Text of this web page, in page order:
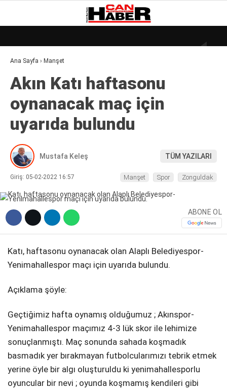
Facebook
18.2°
GALERİ
DÜNYA
EKONOMI
GÜNDEM
KÜLÜR – SANAT
MAGAZIN
ASAYIŞ
Ana Sayfa › Manşet
Akın Katı haftasonu
oynanacak maç için
uyarıda bulundu
Mustafa Keleş TÜM YAZILARI
Giriş: 05-02-2022 16:57 Manşet Spor Zonguldak
ABONE OL
Katı, haftasonu oynanacak olan Alaplı Belediyespor-
Yenimahallespor maçı için uyarıda bulundu.
Açıklama şöyle:
Geçtiğimiz hafta oynamış olduğumuz ; Akınspor-
Yenimahallespor maçımız 4-3 lük skor ile lehimize
sonuçlanmıştı. Maç sonunda sahada koşmadık
basmadık yer bırakmayan futbolcularımızı tebrik etmek
yerine öyle bir algı oluşturuldu ki yenimahallesporlu
oyuncular bir nevi ; oyunda koşmamış kendileri gibi